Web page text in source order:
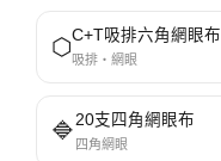
⬡C+T吸排六角網眼布
吸排・網眼
🔷 20支四角網眼布
四角網眼